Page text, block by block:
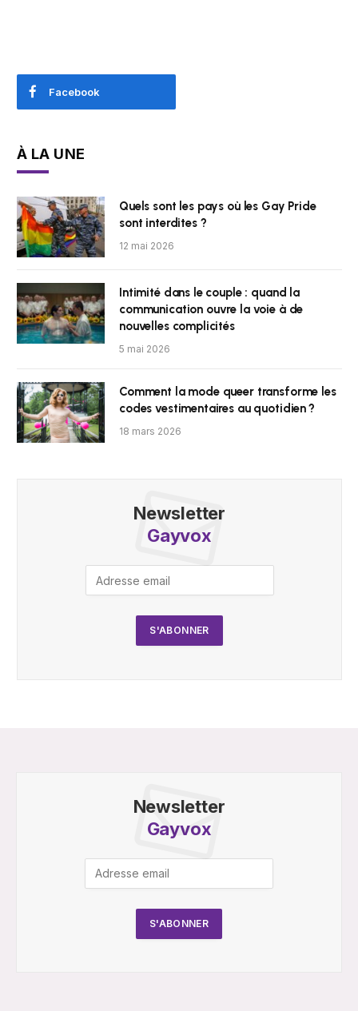
Facebook
À LA UNE
Quels sont les pays où les Gay Pride
sont interdites ?
12 mai 2026
Intimité dans le couple : quand la
communication ouvre la voie à de
nouvelles complicités
5 mai 2026
Comment la mode queer transforme les
codes vestimentaires au quotidien ?
18 mars 2026
Newsletter
Gayvox
Newsletter
Gayvox